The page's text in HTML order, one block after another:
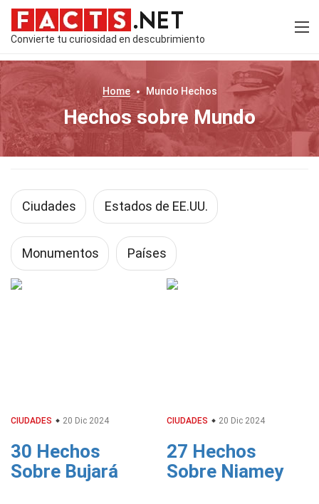
Convierte tu curiosidad en descubrimiento
Home Mundo Hechos
Hechos sobre Mundo
Ciudades Estados de EE.UU.
Monumentos Países
CIUDADES 20 Dic 2024
30 Hechos
Sobre Bujará
CIUDADES 20 Dic 2024
27 Hechos
Sobre Niamey